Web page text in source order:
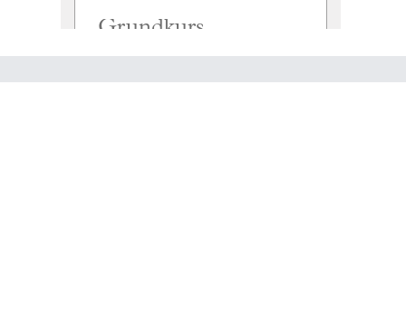
Grundkurs
fastighetsrätt
För dig som möter